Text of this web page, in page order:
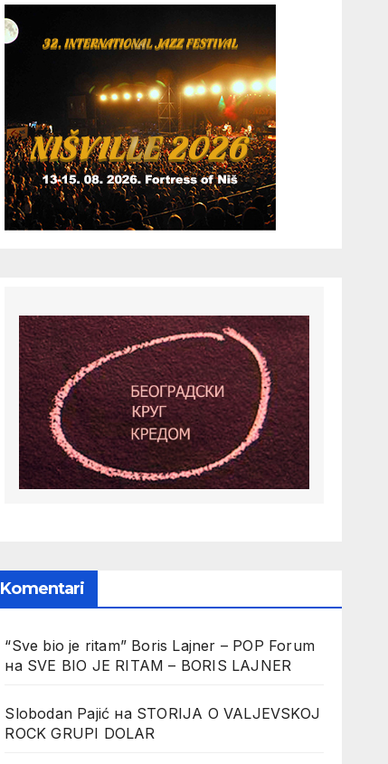
Komentari
“Sve bio je ritam” Boris Lajner – POP Forum
на SVE BIO JE RITAM – BORIS LAJNER
Slobodan Pajić на STORIJA O VALJEVSKOJ
ROCK GRUPI DOLAR